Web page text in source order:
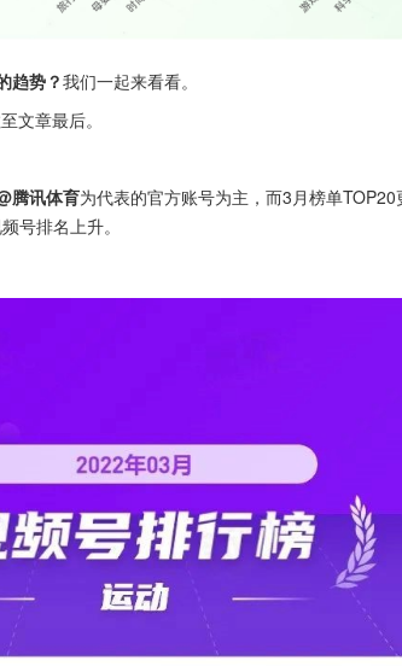
趋势？我们一起来看看。
文章最后。
腾讯体育为代表的官方账号为主，而3月榜单
号排名上升。